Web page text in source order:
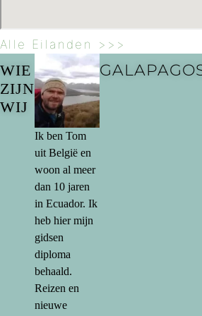
Alle Eilanden >>>
WIE
ZIJN
WIJ
Ik ben Tom
uit België en
woon al meer
dan 10 jaren
in Ecuador. Ik
heb hier mijn
gidsen
diploma
behaald.
Reizen en
nieuwe